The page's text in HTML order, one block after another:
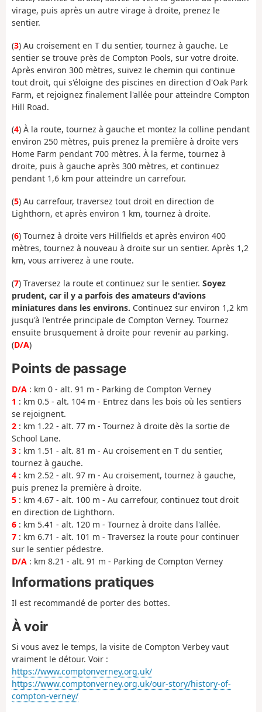
virage, puis après un autre virage à droite, prenez le
sentier.
(3) Au croisement en T du sentier, tournez à gauche. Le
sentier se trouve près de Compton Pools, sur votre droite.
Après environ 300 mètres, suivez le chemin qui continue
tout droit, qui s'éloigne des piscines en direction d'Oak Park
Farm, et rejoignez finalement l'allée pour atteindre Compton
Hill Road.
(4) À la route, tournez à gauche et montez la colline pendant
environ 250 mètres, puis prenez la première à droite vers
Home Farm pendant 700 mètres. À la ferme, tournez à
droite, puis à gauche après 300 mètres, et continuez
pendant 1,6 km pour atteindre un carrefour.
(5) Au carrefour, traversez tout droit en direction de
Lighthorn, et après environ 1 km, tournez à droite.
(6) Tournez à droite vers Hillfields et après environ 400
mètres, tournez à nouveau à droite sur un sentier. Après 1,2
km, vous arriverez à une route.
(7) Traversez la route et continuez sur le sentier. Soyez
prudent, car il y a parfois des amateurs d'avions
miniatures dans les environs. Continuez sur environ 1,2 km
jusqu'à l'entrée principale de Compton Verney. Tournez
ensuite brusquement à droite pour revenir au parking.
(D/A)
Points de passage
D/A : km 0 - alt. 91 m - Parking de Compton Verney
1 : km 0.5 - alt. 104 m - Entrez dans les bois où les sentiers
se rejoignent.
2 : km 1.22 - alt. 77 m - Tournez à droite dès la sortie de
School Lane.
3 : km 1.51 - alt. 81 m - Au croisement en T du sentier,
tournez à gauche.
4 : km 2.52 - alt. 97 m - Au croisement, tournez à gauche,
puis prenez la première à droite.
5 : km 4.67 - alt. 100 m - Au carrefour, continuez tout droit
en direction de Lighthorn.
6 : km 5.41 - alt. 120 m - Tournez à droite dans l'allée.
7 : km 6.71 - alt. 101 m - Traversez la route pour continuer
sur le sentier pédestre.
D/A : km 8.21 - alt. 91 m - Parking de Compton Verney
Informations pratiques
Il est recommandé de porter des bottes.
À voir
Si vous avez le temps, la visite de Compton Verbey vaut
vraiment le détour. Voir :
https://www.comptonverney.org.uk/
https://www.comptonverney.org.uk/our-story/history-of-
compton-verney/